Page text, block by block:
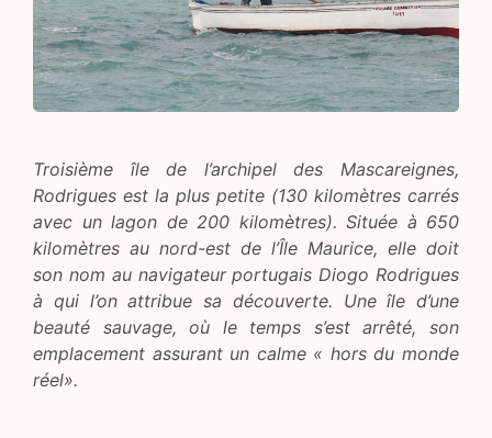
Troisième île de l’archipel des Mascareignes,
Rodrigues est la plus petite (130 kilomètres carrés
avec un lagon de 200 kilomètres). Située à 650
kilomètres au nord-est de l’Île Maurice, elle doit
son nom au navigateur portugais Diogo Rodrigues
à qui l’on attribue sa découverte. Une île d’une
beauté sauvage, où le temps s’est arrêté, son
emplacement assurant un calme « hors du monde
réel».